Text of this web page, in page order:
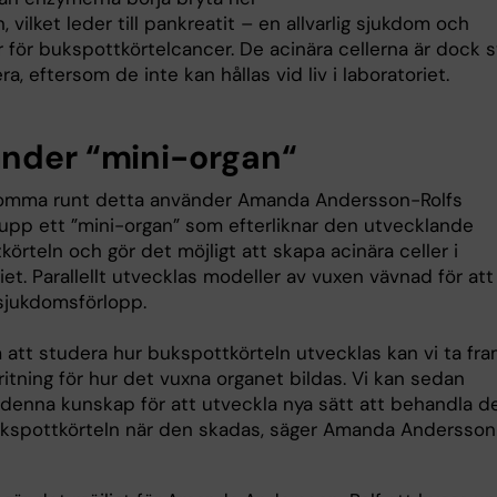
vilket leder till pankreatit – en allvarlig sjukdom och
för bukspottkörtelcancer. De acinära cellerna är dock
eftersom de inte kan hållas vid liv i laboratoriet.
“mini-organ“
runt detta använder Amanda Andersson-Rolfs
ett ”mini-organ” som efterliknar den utvecklande
och gör det möjligt att skapa acinära celler i
Parallellt utvecklas modeller av vuxen vävnad för att
att studera hur bukspottkörteln utvecklas kan vi ta
för hur det vuxna organet bildas. Vi kan sedan
kunskap för att utveckla nya sätt att behandla
när den skadas, säger Amanda